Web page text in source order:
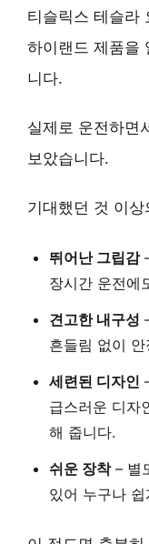
티슬릭스 테슬라
하이랜드 제품을
니다.
실제로 운전하면
보았습니다.
기대했던 것 이
뛰어난 그립감
장시간 운전에
견고한 내구성
흔들림 없이
세련된 디자인
급스러운 디자
해 줍니다.
쉬운 장착– 별
있어 누구나